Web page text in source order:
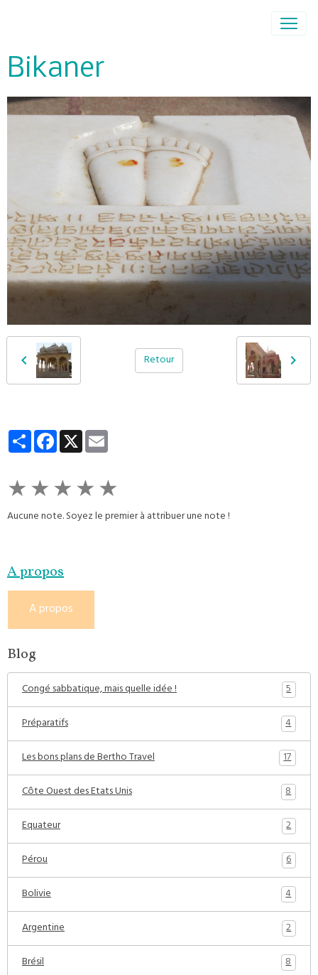
Bikaner
Retour
PartagerFacebook
X
★★★★★
Aucune note. Soyez le premier à attribuer une note !
A propos
A propos
Blog
Congé sabbatique, mais quelle idée !
5
Préparatifs
4
Les bons plans de Bertho Travel
17
Côte Ouest des Etats Unis
8
Equateur
2
Pérou
6
Bolivie
4
Argentine
2
Brésil
8